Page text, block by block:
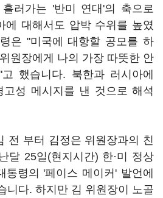
러가는 '반미 연대'의 축으로
에 대해서도 압박 수위를 높였
은 "미국에 대항할 공모를 하
원장에게 나의 가장 따뜻한 안
했습니다. 북한과 러시아에
고성 메시지를 낸 것으로 해석
전 부터 김정은 위원장과의 친
달 25일(현지시간) 한·미 정상
통령의 '페이스 메이커' 발언에
니다. 하지만 김 위원장이 노골